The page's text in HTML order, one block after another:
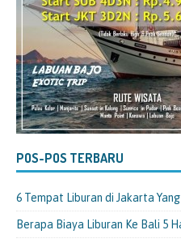
POS-POS TERBARU
6 Tempat Liburan di Jakarta
Berapa Biaya Liburan Ke Bali 5